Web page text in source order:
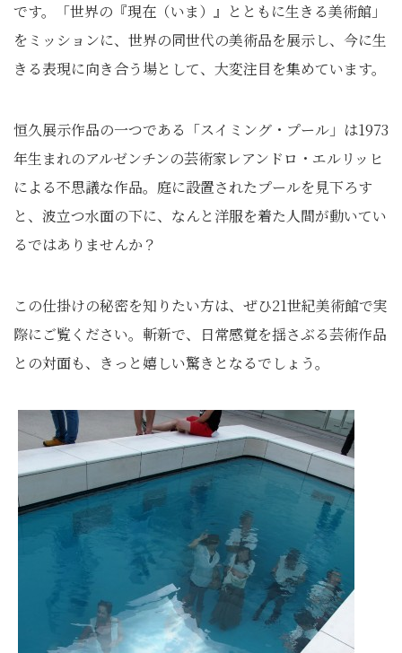
です。「世界の『現在（いま）』とともに生きる美術館」
をミッションに、世界の同世代の美術品を展示し、今に生
きる表現に向き合う場として、大変注目を集めています。
恒久展示作品の一つである「スイミング・プール」は1973
年生まれのアルゼンチンの芸術家レアンドロ・エルリッヒ
による不思議な作品。庭に設置されたプールを見下ろす
と、波立つ水面の下に、なんと洋服を着た人間が動いてい
るではありませんか？
この仕掛けの秘密を知りたい方は、ぜひ21世紀美術館で実
際にご覧ください。斬新で、日常感覚を揺さぶる芸術作品
との対面も、きっと嬉しい驚きとなるでしょう。